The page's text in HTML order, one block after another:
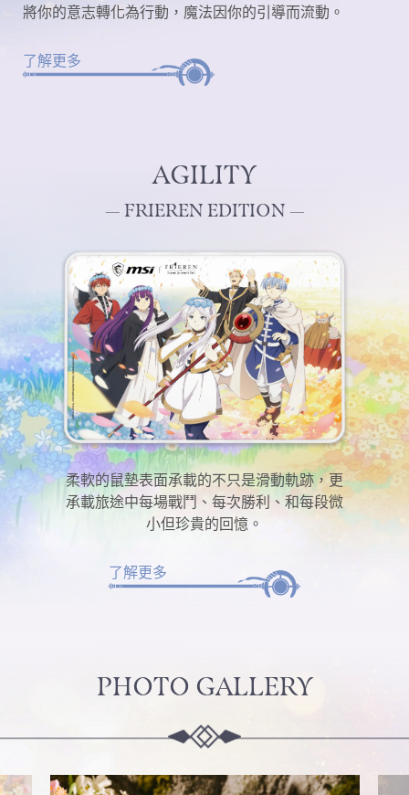
將你的意志轉化為行動，魔法因你的引導而流動。
了解更多
AGILITY
— FRIEREN EDITION —
柔軟的鼠墊表面承載的不只是滑動軌跡，更
承載旅途中每場戰鬥、每次勝利、和每段微
小但珍貴的回憶。
了解更多
PHOTO GALLERY